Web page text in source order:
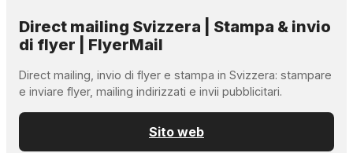
Direct mailing Svizzera | Stampa & invio
di flyer | FlyerMail
Direct mailing, invio di flyer e stampa in Svizzera: stampare
e inviare flyer, mailing indirizzati e invii pubblicitari.
Sito web